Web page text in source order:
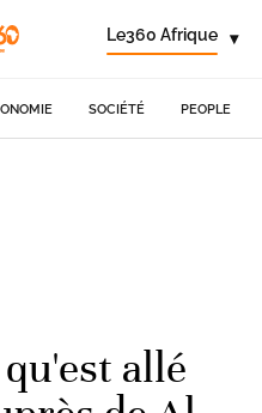
Le360 Afrique ▾
SOCIÉTÉ PEOPLE
allé